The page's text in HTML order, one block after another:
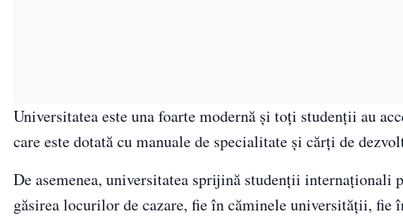
Universitatea este una foarte modernă şi toţi studenţii au
care este dotată cu manuale de specialitate şi cărţi de
De asemenea, universitatea sprijină studenţii
găsirea locurilor de cazare, fie în căminele universităţii, fie